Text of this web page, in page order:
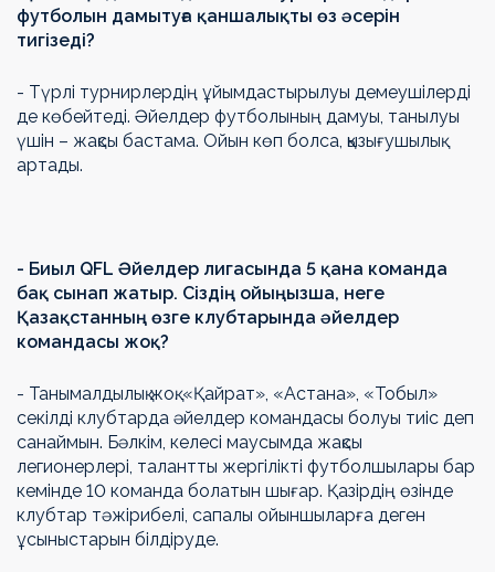
футболын дамытуға қаншалықты өз әсерін
тигізеді?
- Түрлі турнирлердің ұйымдастырылуы демеушілерді
де көбейтеді. Әйелдер футболының дамуы, танылуы
үшін – жақсы бастама. Ойын көп болса, қызығушылық
артады.
- Биыл QFL Әйелдер лигасында 5 қана команда
бақ сынап жатыр. Сіздің ойыңызша, неге
Қазақстанның өзге клубтарында әйелдер
командасы жоқ?
- Танымалдылық жоқ. «Қайрат», «Астана», «Тобыл»
секілді клубтарда әйелдер командасы болуы тиіс деп
санаймын. Бәлкім, келесі маусымда жақсы
легионерлері, талантты жергілікті футболшылары бар
кемінде 10 команда болатын шығар. Қазірдің өзінде
клубтар тәжірибелі, сапалы ойыншыларға деген
ұсыныстарын білдіруде.